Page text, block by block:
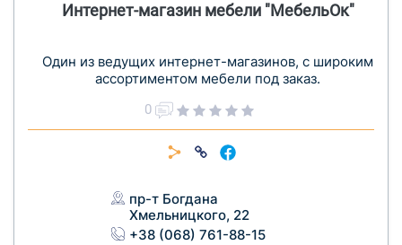
Интернет-магазин мебели "МебельОк"
Один из ведущих интернет-магазинов, с широким
ассортиментом мебели под заказ.
0
пр-т Богдана
Хмельницкого, 22
+38 (068) 761-88-15